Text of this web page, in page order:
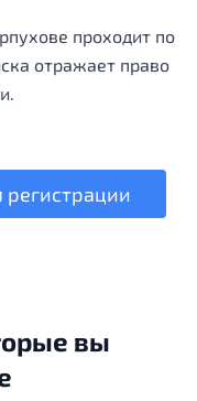
проходит по
отражает право
регистрации
вы